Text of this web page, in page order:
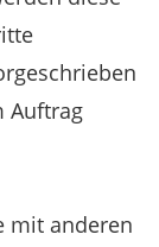
Auftrag
mit anderen